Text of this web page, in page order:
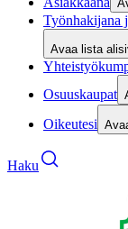
Työnhakijana
Avaa lista
Osuuskaupat
Oikeutesi
Haku